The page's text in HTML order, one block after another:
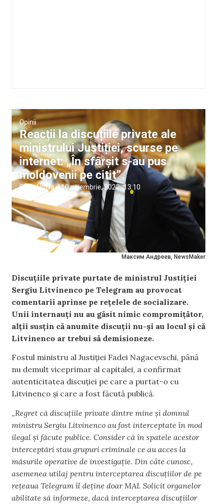
Максим Андреев, NewsMaker
Opinii
Reacții la discuțiile private ale
ministrului Justiției, scurse pe
internet: „În sfârșit s-au pus
moldovenii pe citit”
Stela Untila |10 noiembrie, 2022 13:10
Discuțiile private purtate de ministrul Justiției
Sergiu Litvinenco pe Telegram au provocat
comentarii aprinse pe rețelele de socializare.
Unii internauți nu au găsit nimic compromițător,
alții susțin că anumite discuții nu-și au locul și că
Litvinenco ar trebui să demisioneze.
Fostul ministru al Justiției Fadei Nagacevschi, până
nu demult viceprimar al capitalei, a confirmat
autenticitatea discuției pe care a purtat-o cu
Litvinenco și care a fost făcută publică.
„Regret că discuțiile private dintre mine și domnul
ministru Sergiu Litvinenco au fost interceptate în mod
ilegal și făcute publice. Consider că în spatele acestor
interceptări stau grupuri criminale ce au acces la
măsurile operative de investigație. Din câte cunosc,
asemenea utilaj pentru interceptarea discuțiilor de pe
rețeaua Telegram îl deține doar MAI. Solicit organelor
abilitate să informeze, dacă interceptarea discuțiilor